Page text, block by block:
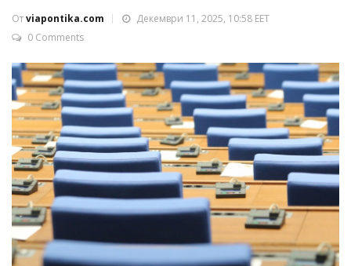
Отviapontika.com
Декември 11, 2025, 10:58 EET
0 Comments